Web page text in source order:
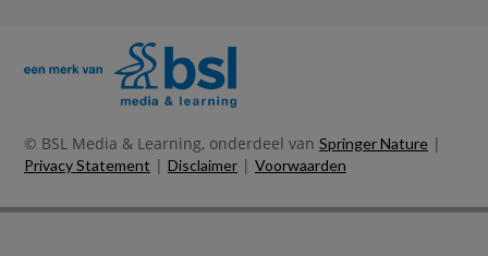
© BSL Media & Learning, onderdeel van Springer Nature |
Privacy Statement | Disclaimer | Voorwaarden